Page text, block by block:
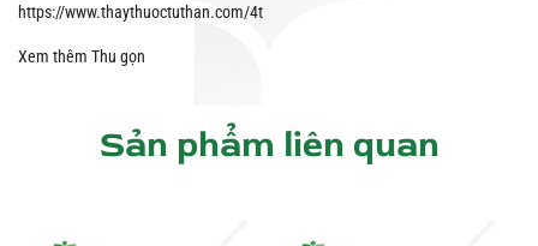
https://www.thaythuoctuthan.com/4t
Xem thêm Thu gọn
Sản phẩm liên quan